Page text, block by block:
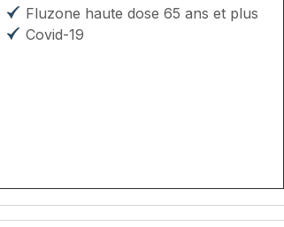
Fluzone haute dose 65 ans et plus
Covid-19